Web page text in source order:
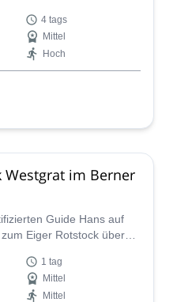
4 tags
Mittel
Hoch
Westgrat im Berner
Guide Hans auf
Eiger Rotstock über
alpine Ziele in Angriff
1 tag
Mittel
Mittel